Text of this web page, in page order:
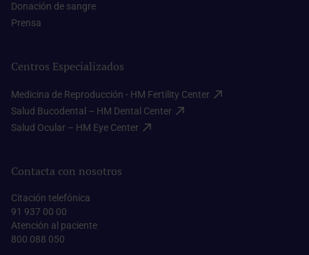
Donación de sangre​
Prensa​
Centros Especializados
Medicina de Reproducción - HM Fertility Center​
Salud Bucodental – HM Dental Center​
Salud Ocular – HM Eye Center​
Contacta con nosotros
Citación telefónica
91 937 00 00
Atención al paciente
800 088 050